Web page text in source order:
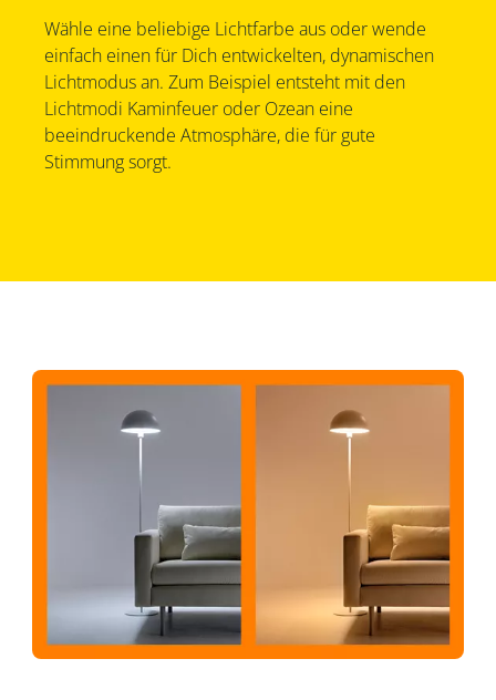
Wähle eine beliebige Lichtfarbe aus oder wende
einfach einen für Dich entwickelten, dynamischen
Lichtmodus an. Zum Beispiel entsteht mit den
Lichtmodi Kaminfeuer oder Ozean eine
beeindruckende Atmosphäre, die für gute
Stimmung sorgt.